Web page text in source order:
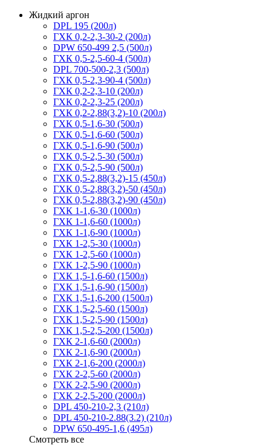
Жидкий аргон
DPL 195 (200л)
ГХК 0,2-2,3-30-2 (200л)
DPW 650-499 2,5 (500л)
ГХК 0,5-2,5-60-4 (500л)
DPL 700-500-2,3 (500л)
ГХК 0,5-2,3-90-4 (500л)
ГХК 0,2-2,3-10 (200л)
ГХК 0,2-2,3-25 (200л)
ГХК 0,2-2,88(3,2)-10 (200л)
ГХК 0,5-1,6-30 (500л)
ГХК 0,5-1,6-60 (500л)
ГХК 0,5-1,6-90 (500л)
ГХК 0,5-2,5-30 (500л)
ГХК 0,5-2,5-90 (500л)
ГХК 0,5-2,88(3,2)-15 (450л)
ГХК 0,5-2,88(3,2)-50 (450л)
ГХК 0,5-2,88(3,2)-90 (450л)
ГХК 1-1,6-30 (1000л)
ГХК 1-1,6-60 (1000л)
ГХК 1-1,6-90 (1000л)
ГХК 1-2,5-30 (1000л)
ГХК 1-2,5-60 (1000л)
ГХК 1-2,5-90 (1000л)
ГХК 1,5-1,6-60 (1500л)
ГХК 1,5-1,6-90 (1500л)
ГХК 1,5-1,6-200 (1500л)
ГХК 1,5-2,5-60 (1500л)
ГХК 1,5-2,5-90 (1500л)
ГХК 1,5-2,5-200 (1500л)
ГХК 2-1,6-60 (2000л)
ГХК 2-1,6-90 (2000л)
ГХК 2-1,6-200 (2000л)
ГХК 2-2,5-60 (2000л)
ГХК 2-2,5-90 (2000л)
ГХК 2-2,5-200 (2000л)
DPL 450-210-2,3 (210л)
DPL 450-210-2.88(3.2) (210л)
DPW 650-495-1,6 (495л)
Смотреть все